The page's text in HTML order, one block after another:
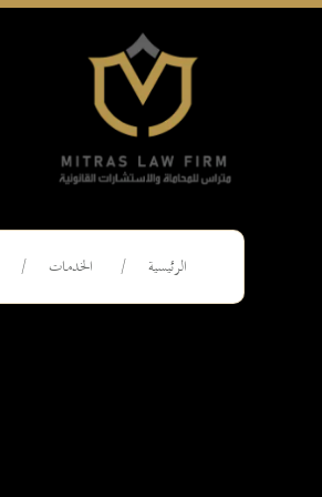
الرئيسية الخدمات